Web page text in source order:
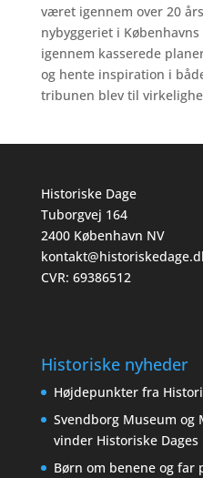
været igennem over 20
nybyggeriet i
igennem kasserede
og hente inspiration i
tribunen blev til
Historiske Dage
Tuborgvej 164
2400 København NV
CVR: 69386512
Historiske nyheder
Højdepunkter fra
Svendborg Museum og
vinder Historiske Dages
Børn om benene og far